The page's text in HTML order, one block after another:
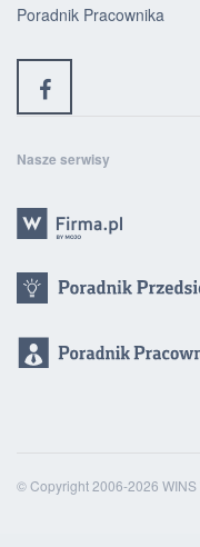
Poradnik Pracownika
Nasze serwisy
© Copyright 2006-2026 WINS